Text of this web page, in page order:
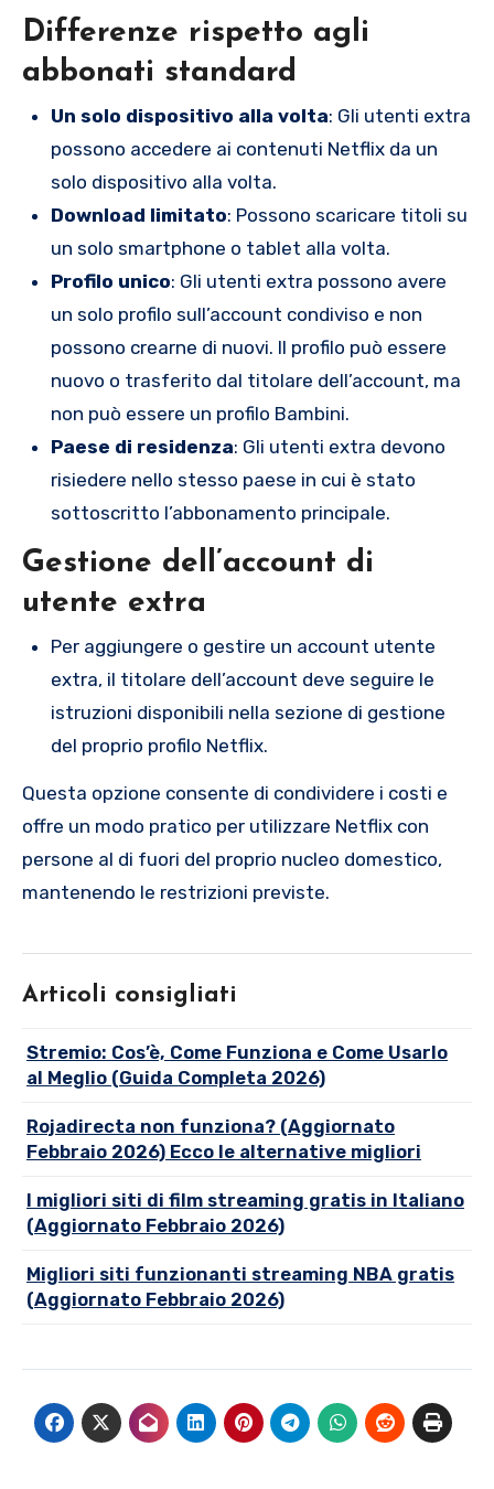
Differenze rispetto agli
abbonati standard
Un solo dispositivo alla volta: Gli utenti extra
possono accedere ai contenuti Netflix da un
solo dispositivo alla volta.
Download limitato: Possono scaricare titoli su
un solo smartphone o tablet alla volta.
Profilo unico: Gli utenti extra possono avere
un solo profilo sull’account condiviso e non
possono crearne di nuovi. Il profilo può essere
nuovo o trasferito dal titolare dell’account, ma
non può essere un profilo Bambini.
Paese di residenza: Gli utenti extra devono
risiedere nello stesso paese in cui è stato
sottoscritto l’abbonamento principale.
Gestione dell’account di
utente extra
Per aggiungere o gestire un account utente
extra, il titolare dell’account deve seguire le
istruzioni disponibili nella sezione di gestione
del proprio profilo Netflix.
Questa opzione consente di condividere i costi e
offre un modo pratico per utilizzare Netflix con
persone al di fuori del proprio nucleo domestico,
mantenendo le restrizioni previste.
Articoli consigliati
Stremio: Cos’è, Come Funziona e Come Usarlo
al Meglio (Guida Completa 2026)
Rojadirecta non funziona? (Aggiornato
Febbraio 2026) Ecco le alternative migliori
I migliori siti di film streaming gratis in Italiano
(Aggiornato Febbraio 2026)
Migliori siti funzionanti streaming NBA gratis
(Aggiornato Febbraio 2026)